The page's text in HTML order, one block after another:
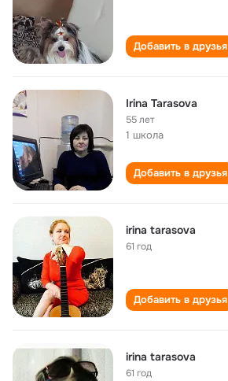
Добавить в друзья
Irina Tarasova
55 лет
1 школа
Добавить в друзья
irina tarasova
61 год
Добавить в друзья
irina tarasova
61 год